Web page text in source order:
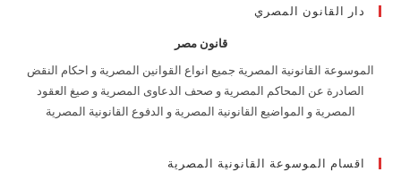
دار القانون المصري
قانون مصر
الموسوعة القانونية المصرية جميع انواع القوانين المصرية و احكام النقض
الصادرة عن المحاكم المصرية و صحف الدعاوى المصرية و صيغ العقود
المصرية و المواضيع القانونية المصرية و الدفوع القانونية المصرية
اقسام الموسوعة القانونية المصرية